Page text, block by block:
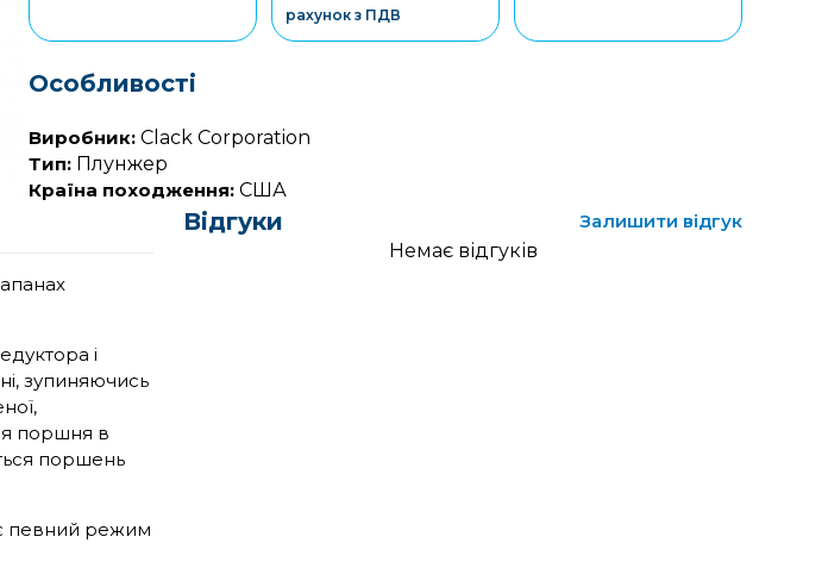
3-10 платежів, кредит 0.01%
Sens-Банк
рахунок з ПДВ
Особливості
Виробник: Clack Corporation
Тип: Плунжер
Країна походження: США
і
зупиняючись
поршня в
поршень
певний режим
Відгуки
Залишити відгук
Немає відгуків